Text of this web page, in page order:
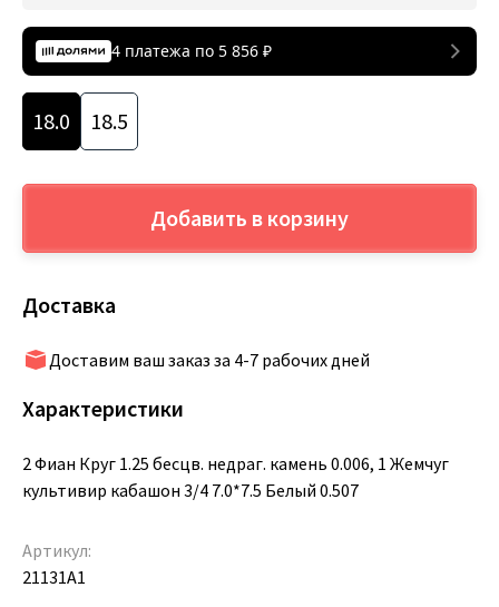
4 платежа по 5 856 ₽
18.0 18.5
Добавить в корзину
Доставка
Доставим ваш заказ за 4-7 рабочих дней
Характеристики
2 Фиан Круг 1.25 бесцв. недраг. камень 0.006, 1 Жемчуг
культивир кабашон 3/4 7.0*7.5 Белый 0.507
Артикул:
21131A1